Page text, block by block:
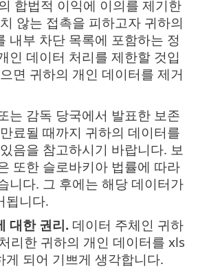
합법적 이익에 이의를 제기한
않는 접촉을 피하고자 귀하의
내부 차단 목록에 포함하는 정
인 데이터 처리를 제한할 것입
면 귀하의 개인 데이터를 제거
는 감독 당국에서 발표한 보존
료될 때까지 귀하의 데이터를
음을 참고하시기 바랍니다. 보
또한 슬로바키아 법률에 따라
니다. 그 후에는 해당 데이터가
됩니다.
대한 권리. 데이터 주체인 귀하
리한 귀하의 개인 데이터를 xls
게 되어 기쁘게 생각합니다.